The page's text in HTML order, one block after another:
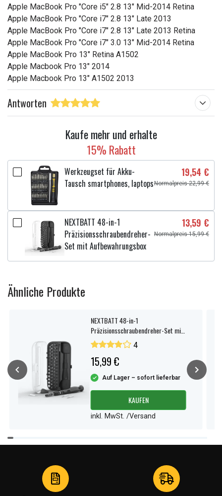
Apple MacBook Pro "Core i5" 2.8 13" Mid-2014 Retina
Apple MacBook Pro "Core i7" 2.8 13" Late 2013
Apple MacBook Pro "Core i7" 2.8 13" Late 2013 Retina
Apple MacBook Pro "Core i7" 3.0 13" Mid-2014 Retina
Apple MacBook Pro 13" Retina A1502
Apple Macbook Pro 13" 2014
Apple Macbook Pro 13" A1502 2013
Antworten
Kaufe mehr und erhalte
15% Rabatt
Werkzeugset für Akku-
Tausch smartphones, laptops
19,54 €
Normalpreis 22,99 €
NEXTBATT 48-in-1
Präzisionsschraubendreher-
Set mit Aufbewahrungsbox
13,59 €
Normalpreis 15,99 €
Ähnliche Produkte
NEXTBATT 48-in-1
Präzisionsschraubendreher-Set mit
Aufbewahrungsbox
4
15,99 €
Auf Lager – sofort lieferbar
KAUFEN
inkl. MwSt. /Versand
Item
1